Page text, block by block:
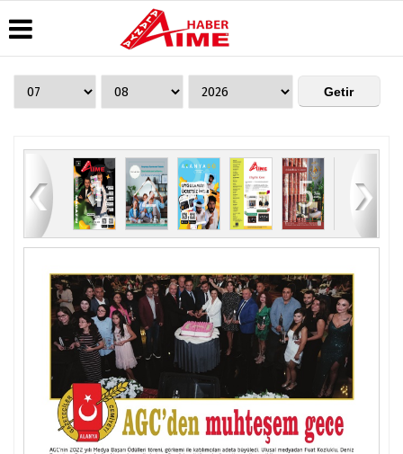
Üye Paneli
Arşivi
Dergi
Arşivi
Günün
Haberleri
Hava
Gazete
Manşetleri
Anketler
Biyografiler
Köşe
Video
Galeri
Foto
Galeri
AlanyaTime
Moovit
Alanya-
Gazipaşa
& Antalya
Canlı Uçak
Seyir
Künye
84 1 2 3 4 5 6